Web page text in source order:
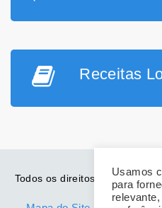
Receitas
Todos os direitos reservados.
Usamos
para